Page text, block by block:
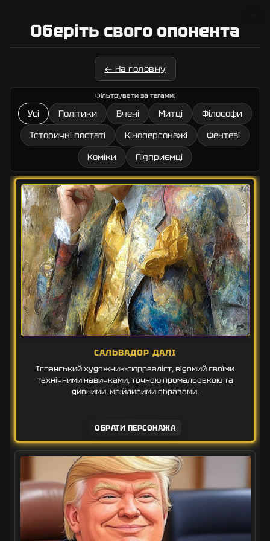
Оберіть свого опонента
← На головну
Фільтрувати за тегами:
Усі Політики Вчені Митці
Філософи
Історичні постаті
Кіноперсонажі
Фентезі
Коміки
Підприємці
САЛЬВАДОР ДАЛІ
Іспанський художник-сюрреаліст, відомий своїми
технічними навичками, точною промальовкою та
дивними, мрійливими образами.
ОБРАТИ ПЕРСОНАЖА